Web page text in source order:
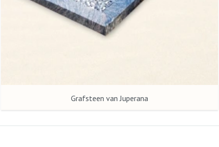
Grafsteen van Juperana